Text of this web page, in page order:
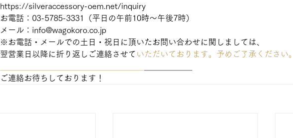
https://silveraccessory-oem.net/inquiry
お電話：03-5785-3331（平日の午前10時～午後7時）
メール：info@wagokoro.co.jp
※お電話・メールでの土日・祝日に頂いたお問い合わせに関しましては、
翌営業日以降に折り返しご連絡させて いただいております。予めご了承ください。
ご連絡お待ちしております！